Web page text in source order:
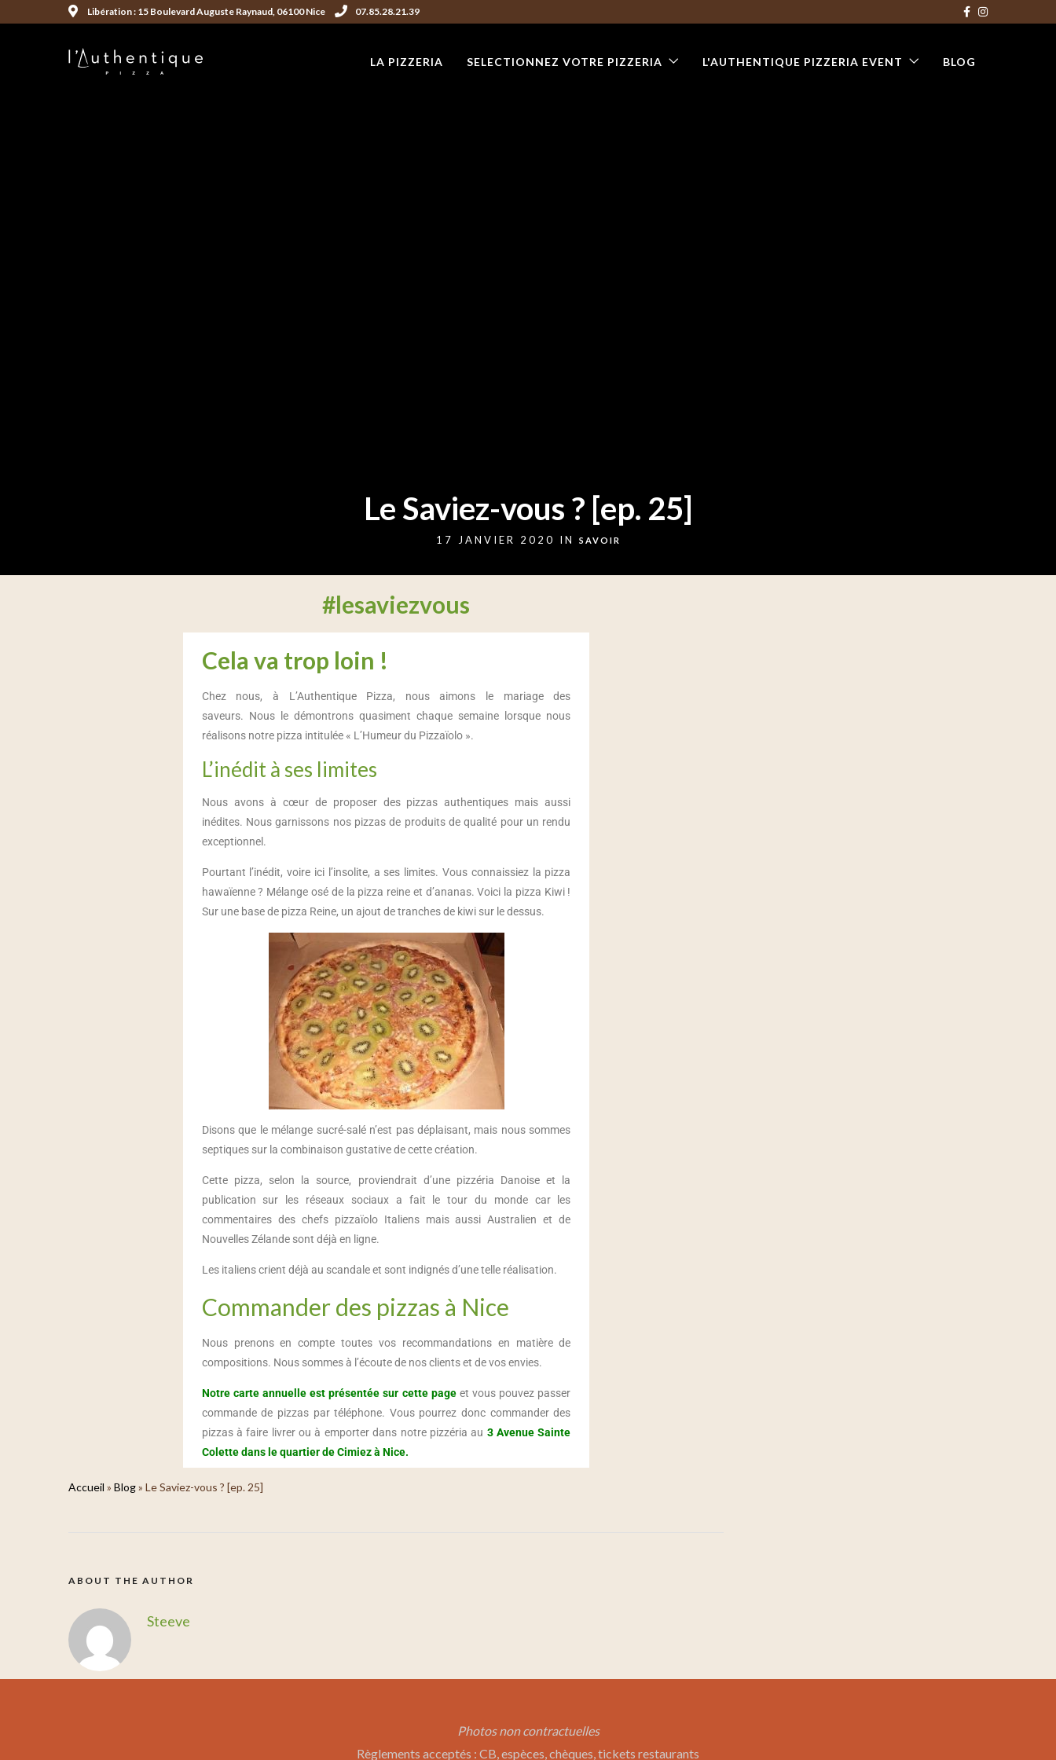
Libération : 15 Boulevard Auguste Raynaud, 06100 Nice 07.85.28.21.39
LA PIZZERIA SELECTIONNEZ VOTRE PIZZERIA L'AUTHENTIQUE PIZZERIA EVENT BLOG
Le Saviez-vous ? [ep. 25]
17 JANVIER 2020 IN SAVOIR
#lesaviezvous
Cela va trop loin !
Chez nous, à L’Authentique Pizza, nous aimons le mariage des
saveurs. Nous le démontrons quasiment chaque semaine lorsque nous
réalisons notre pizza intitulée « L’Humeur du Pizzaïolo ».
L’inédit à ses limites
Nous avons à cœur de proposer des pizzas authentiques mais aussi
inédites. Nous garnissons nos pizzas de produits de qualité pour un rendu
exceptionnel.
Pourtant l’inédit, voire ici l’insolite, a ses limites. Vous connaissiez la pizza
hawaïenne ? Mélange osé de la pizza reine et d’ananas. Voici la pizza Kiwi !
Sur une base de pizza Reine, un ajout de tranches de kiwi sur le dessus.
Disons que le mélange sucré-salé n’est pas déplaisant, mais nous sommes
septiques sur la combinaison gustative de cette création.
Cette pizza, selon la source, proviendrait d’une pizzéria Danoise et la
publication sur les réseaux sociaux a fait le tour du monde car les
commentaires des chefs pizzaïolo Italiens mais aussi Australien et de
Nouvelles Zélande sont déjà en ligne.
Les italiens crient déjà au scandale et sont indignés d’une telle réalisation.
Commander des pizzas à Nice
Nous prenons en compte toutes vos recommandations en matière de
compositions. Nous sommes à l’écoute de nos clients et de vos envies.
Notre carte annuelle est présentée sur cette page et vous pouvez passer
commande de pizzas par téléphone. Vous pourrez donc commander des
pizzas à faire livrer ou à emporter dans notre pizzéria au 3 Avenue Sainte
Colette dans le quartier de Cimiez à Nice.
Accueil » Blog» Le Saviez-vous ? [ep. 25]
ABOUT THE AUTHOR
Steeve
Photos non contractuelles
Règlements acceptés : CB, espèces, chèques, tickets restaurants